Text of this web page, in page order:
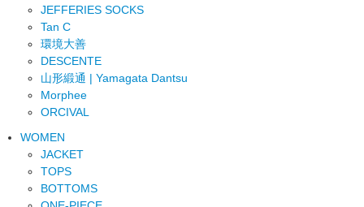
JEFFERIES SOCKS
Tan C
環境大善
DESCENTE
山形緞通 | Yamagata Dantsu
Morphee
ORCIVAL
WOMEN
JACKET
TOPS
BOTTOMS